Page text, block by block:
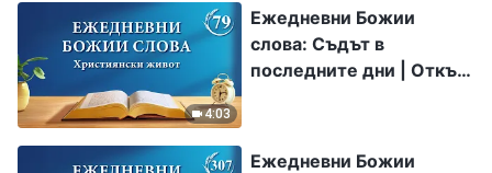
4:03
Ежедневни Божии
слова: Съдът в
последните дни | Откъс
Ежедневни Божии